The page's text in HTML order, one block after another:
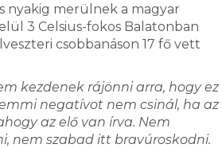
nyakig merülnek a magyar
3 Celsius-fokos Balatonban
csobbanáson 17 fő vett
kezdenek rájönni arra, hogy ez
negatívot nem csinál, ha az
az elő van írva. Nem
nem szabad itt bravúroskodni.